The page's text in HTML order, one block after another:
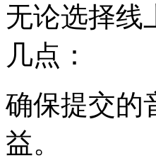
无论选择线
几点：
确保提交的
益。